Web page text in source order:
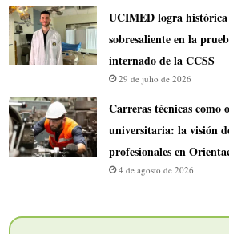
UCIMED logra
sobresaliente en la
internado de la CCSS
29 de julio de 2026
Carreras técnicas como
universitaria: la visión
profesionales en
4 de agosto de 2026